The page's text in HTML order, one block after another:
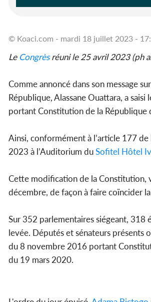
© Koaci.com - mardi 18 juillet 2023 -
Le Congrèsréuni le 25 avril 2023 (ph
Comme annoncé dans son message
République, Alassane Ouattara, a
portant Constitution de la République
Ainsi, conformément à l’article 177
2023 à l’Auditorium duSofitel Hôtel
Cette modification de la Constitution,
décembre, de façon à faire coïncider
Sur 352 parlementaires siégeant, 318
levée. Députés et sénateurs
du 8 novembre 2016 portant
du 19 mars 2020.